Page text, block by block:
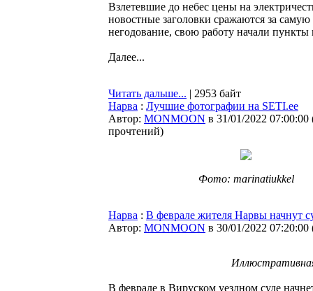
Взлетевшие до небес цены на
новостные заголовки сражаются за
негодование, свою работу начали
Далее...
Читать дальше... | 2953 байт
Нарва : Лучшие фотографии на SETI.ee
Автор: MONMOON в 31/01/2022 07:00:00
прочтений)
Фото: marinatiukkel
Нарва : В феврале жителя Нарвы начнут
Автор: MONMOON в 30/01/2022 07:20:00
В феврале в Вируском уездном суде